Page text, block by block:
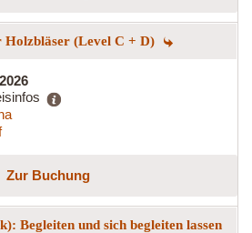
(Level C + D)
Zur Buchung
Begleiten und sich begleiten lassen